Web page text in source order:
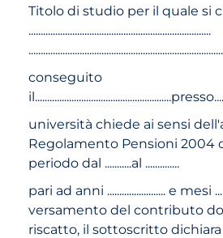
Titolo di studio per il quale si
...........................................................................
conseguito
università chiede ai sensi
Regolamento Pensioni 2004
periodo dal ...........al ..............
pari ad anni ........................ e mesi
versamento del contributo
riscatto, il sottoscritto